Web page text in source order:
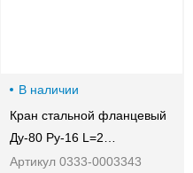
В наличии
Кран стальной фланцевый
Ду-80 Ру-16 L=2…
Артикул 0333-0003343